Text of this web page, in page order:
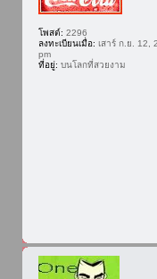
โพสต์: 2296
ลงทะเบียนเมื่อ: เสาร์ ก.ย. 12,
pm
ที่อยู่: บนโลกที่สวยงาม